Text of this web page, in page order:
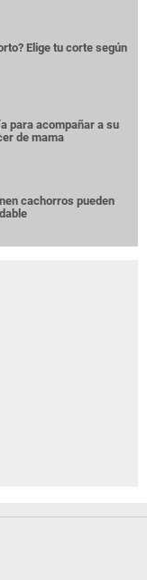
Elige tu corte según
para acompañar a su
de mama
cachorros pueden